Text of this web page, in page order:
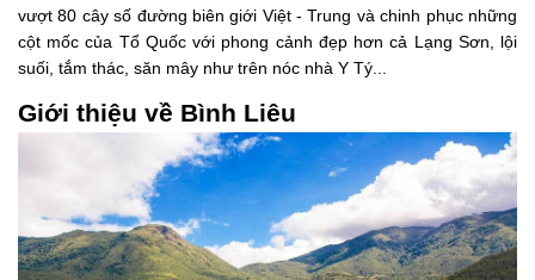
vượt 80 cây số đường biên giới Việt - Trung và chinh phục những
cột mốc của Tổ Quốc với phong cảnh đẹp hơn cả Lạng Sơn, lội
suối, tắm thác, săn mây như trên nóc nhà Y Tý...
Giới thiệu về Bình Liêu